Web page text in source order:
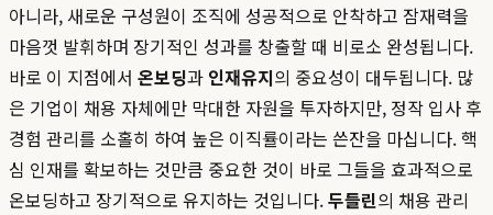
아니라, 새로운 구성원이 조직에 성공적으로 안착하고 잠재력을
마음껏 발휘하며 장기적인 성과를 창출할 때 비로소 완성됩니다.
바로 이 지점에서 온보딩과 인재유지의 중요성이 대두됩니다. 많
은 기업이 채용 자체에만 막대한 자원을 투자하지만, 정작 입사 후
경험 관리를 소홀히 하여 높은 이직률이라는 쓴잔을 마십니다. 핵
심 인재를 확보하는 것만큼 중요한 것이 바로 그들을 효과적으로
온보딩하고 장기적으로 유지하는 것입니다.두들린의 채용 관리